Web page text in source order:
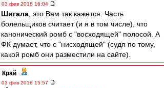
03 фев 2018 16:04
Шигала , это Вам так кажется. Часть
болельщиков считает (и я в том числе), что
канонический ромб с "восходящей" полосой. А
ФК думает, что с "нисходящей" (судя по тому,
какой ромб они разместили на сайте).
Край -
03 фев 2018 15:57